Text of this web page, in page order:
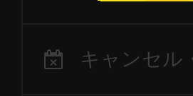
キャンセル